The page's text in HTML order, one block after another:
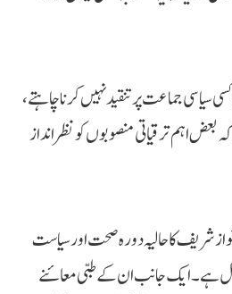
سیاسی جماعت پر تنقید نہیں کرنا چاہتے،
بعض اہم ترقیاتی منصوبوں کو نظر انداز
شریف کا حالیہ دورہ صحت اور سیاست
ہے۔ ایک جانب ان کے طبی معائنے